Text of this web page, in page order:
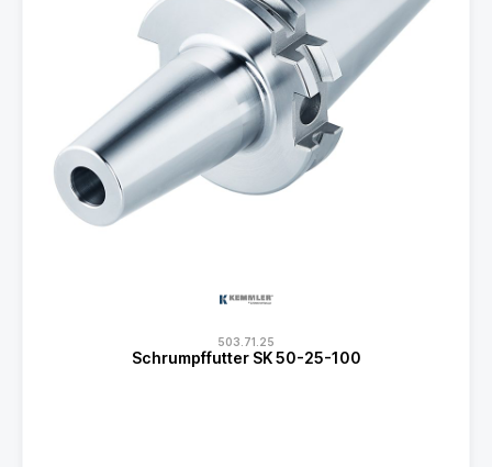
503.71.25
Schrumpffutter SK 50-25-100